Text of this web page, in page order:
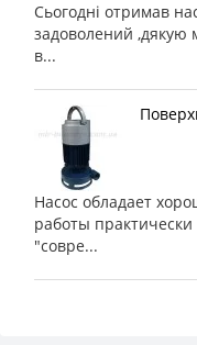
Сьогодні отримав
задоволений ,дякую
в...
Насос обладает
работы
"совре...